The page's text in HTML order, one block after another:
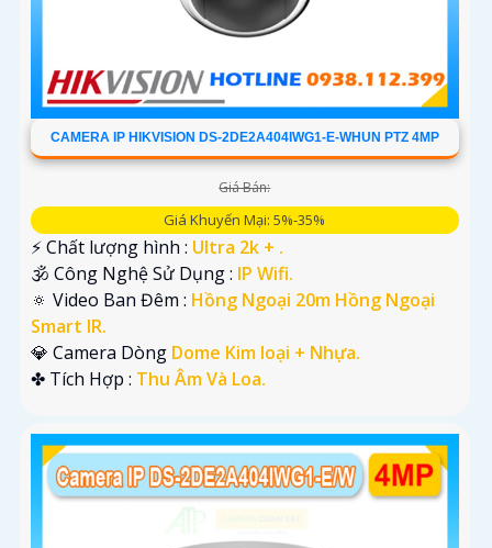
CAMERA IP HIKVISION DS-2DE2A404IWG1-E-WHUN PTZ 4MP
Giá Bán:
Giá Khuyến Mại: 5%-35%
️⚡ Chất lượng hình : Ultra 2k + .
🕉️ Công Nghệ Sử Dụng : IP Wifi.
🔅 Video Ban Đêm : Hồng Ngoại 20m Hồng Ngoại
Smart IR.
💎 Camera Dòng Dome Kim loại + Nhựa.
️✤ Tích Hợp : Thu Âm Và Loa.